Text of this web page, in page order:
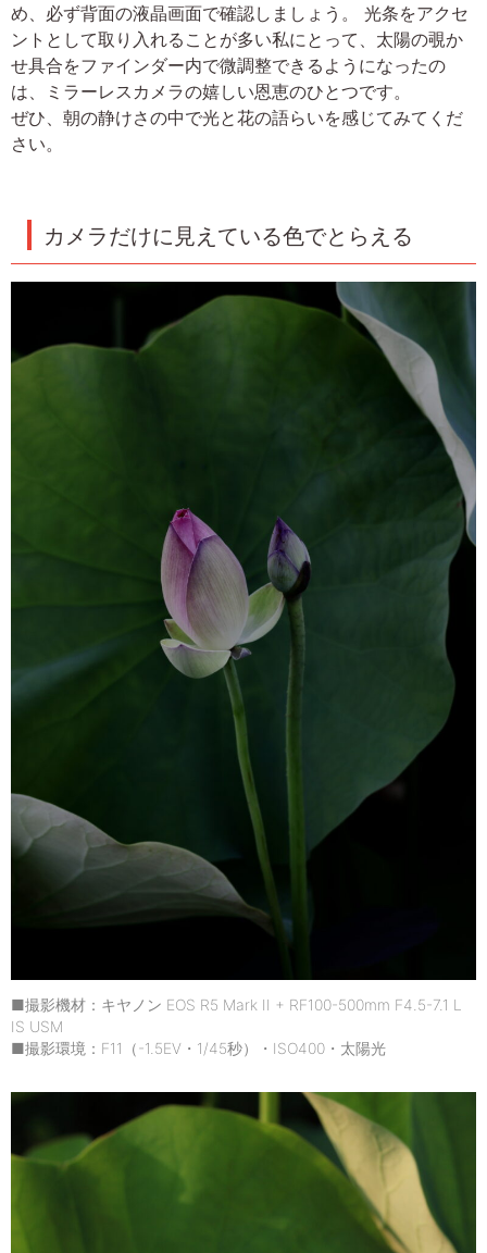
め、必ず背面の液晶画面で確認しましょう。 光条をアクセ
ントとして取り入れることが多い私にとって、太陽の覗か
せ具合をファインダー内で微調整できるようになったの
は、ミラーレスカメラの嬉しい恩恵のひとつです。
ぜひ、朝の静けさの中で光と花の語らいを感じてみてくだ
さい。
カメラだけに見えている色でとらえる
■撮影機材：キヤノン EOS R5 Mark II + RF100-500mm F4.5-7.1 L
IS USM
■撮影環境：F11（-1.5EV・1/45秒）・ISO400・太陽光